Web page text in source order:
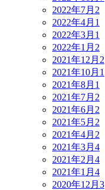
2022年7月 2
2022年4月 1
2022年3月 1
2022年1月 2
2021年12月 2
2021年10月 1
2021年8月 1
2021年7月 2
2021年6月 2
2021年5月 2
2021年4月 2
2021年3月 4
2021年2月 4
2021年1月 4
2020年12月 3